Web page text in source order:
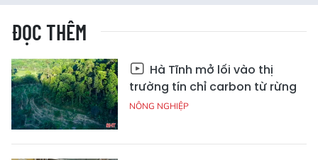
ĐỌC THÊM
Hà Tĩnh mở lối vào thị
trường tín chỉ carbon từ rừng
NÔNG NGHIỆP